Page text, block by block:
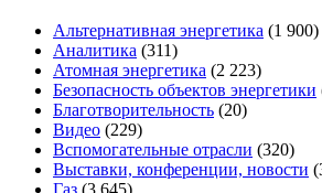
Альтернативная энергетика (1 900)
Аналитика (311)
Атомная энергетика (2 223)
Безопасность объектов энергетики
Благотворительность (20)
Видео (229)
Вспомогательные отрасли (320)
Выставки, конференции, новости
Газ (3 645)